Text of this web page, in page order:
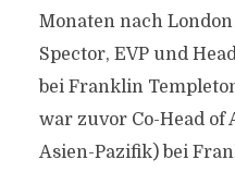
Monaten nach
Spector, EVP und
bei Franklin
war zuvor Co-Head of
Asien-Pazifik) bei